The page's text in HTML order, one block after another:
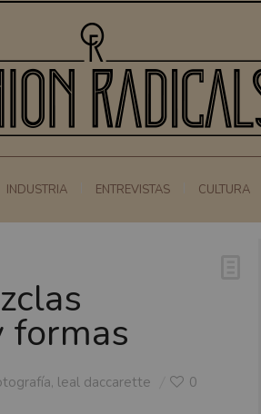
INDUSTRIA ENTREVISTAS CULTURA
formas
, leal daccarette 0